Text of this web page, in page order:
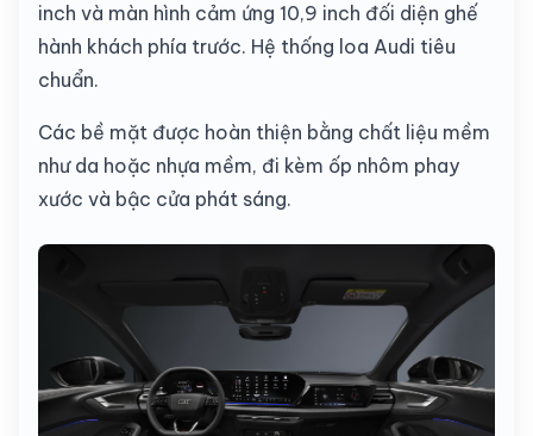
inch và màn hình cảm ứng 10,9 inch đối diện ghế
hành khách phía trước. Hệ thống loa Audi tiêu
chuẩn.
Các bề mặt được hoàn thiện bằng chất liệu mềm
như da hoặc nhựa mềm, đi kèm ốp nhôm phay
xước và bậc cửa phát sáng.